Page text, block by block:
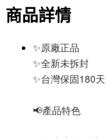
商品詳情
✨原廠正品
✨全新未拆封
✨台灣保固180天
📢產品特色